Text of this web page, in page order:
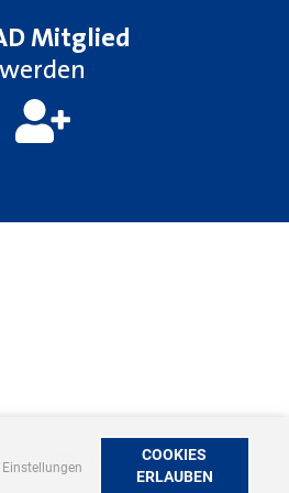
Mitglied
werden
Impressum
Einstellungen
COOKIES
ERLAUBEN